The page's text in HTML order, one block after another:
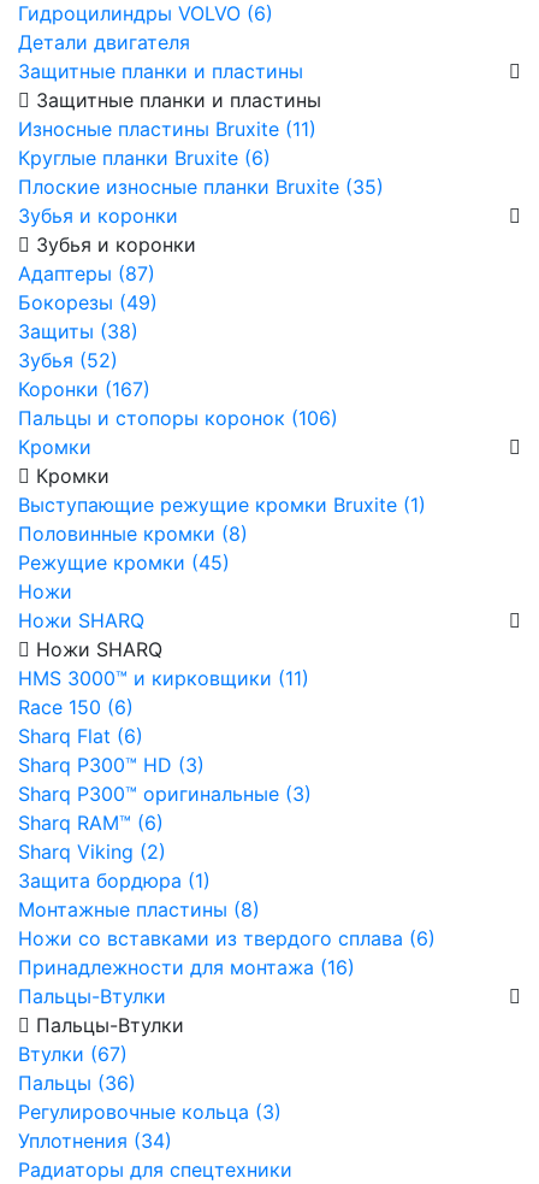
Гидроцилиндры VOLVO (6)
Детали двигателя
Защитные планки и пластины
Защитные планки и пластины
Износные пластины Bruxite (11)
Круглые планки Bruxite (6)
Плоские износные планки Bruxite (35)
Зубья и коронки
Зубья и коронки
Адаптеры (87)
Бокорезы (49)
Защиты (38)
Зубья (52)
Коронки (167)
Пальцы и стопоры коронок (106)
Кромки
Кромки
Выступающие режущие кромки Bruxite (1)
Половинные кромки (8)
Режущие кромки (45)
Ножи
Ножи SHARQ
Ножи SHARQ
HMS 3000™ и кирковщики (11)
Race 150 (6)
Sharq Flat (6)
Sharq P300™ HD (3)
Sharq P300™ оригинальные (3)
Sharq RAM™ (6)
Sharq Viking (2)
Защита бордюра (1)
Монтажные пластины (8)
Ножи со вставками из твердого сплава (6)
Принадлежности для монтажа (16)
Пальцы-Втулки
Пальцы-Втулки
Втулки (67)
Пальцы (36)
Регулировочные кольца (3)
Уплотнения (34)
Радиаторы для спецтехники